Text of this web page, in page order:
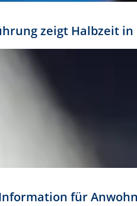
zeigt Halbzeit
für